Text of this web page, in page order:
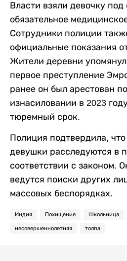
Власти взяли девочку
обязательное
Сотрудники полиции
официальные показания
Жители деревни
первое преступление
ранее он был арестован
изнасиловании в 2023
тюремный срок.
Полиция подтвердила,
девушки расследуются в
соответствии с законом.
ведутся поиски других
массовых беспорядках.
Индия Похищение Школьница
несовершеннолетняя толпа